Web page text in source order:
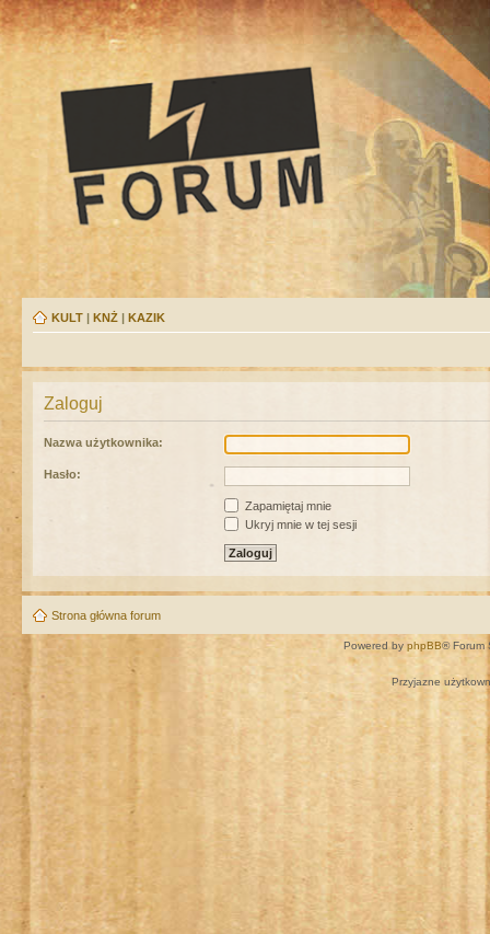
KULT | KNŻ | KAZIK
Zaloguj
Nazwa użytkownika:
Hasło:
Zapamiętaj mnie
Ukryj mnie w tej sesji
Strona główna forum
Powered by phpBB® Forum
Przyjazne